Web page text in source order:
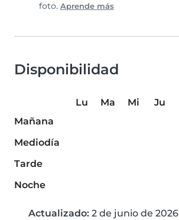
foto. Aprende más
Disponibilidad
Lu Ma Mi Ju
Mañana
Mediodía
Tarde
Noche
Actualizado: 2 de junio de 2026